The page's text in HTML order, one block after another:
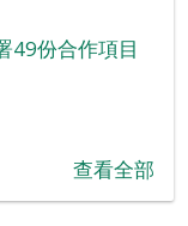
49份合作項目
查看全部